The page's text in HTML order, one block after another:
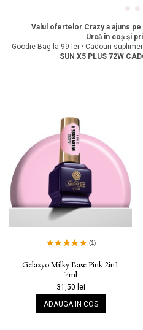
Valul ofertelor Crazy a ajuns
Urcă în coș și
Goodie Bag la 99 lei • Cadouri
SUN X5 PLUS 72W
(1)
Gelaxyo Milky Base Pink 2in1
7ml
31,50 lei
ADAUGA IN COS